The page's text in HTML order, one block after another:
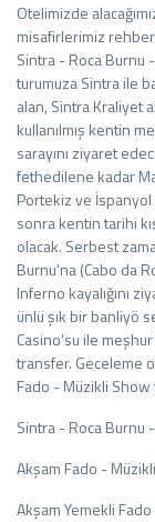
Otelimizde
misafirlerimiz
Sintra - Roca Burnu
turumuza Sintra ile
alan, Sintra Kraliyet
kullanılmış kentin
sarayını ziyaret
fethedilene kadar
Portekiz ve İspanyol
sonra kentin tarihi
olacak. Serbest
Burnu'na (Cabo da
Inferno kayalığını
ünlü şık bir banliyö
Casino'su ile
transfer. Geceleme
Fado - Müzikli
Sintra - Roca Burnu
Akşam Fado -
Akşam Yemekli